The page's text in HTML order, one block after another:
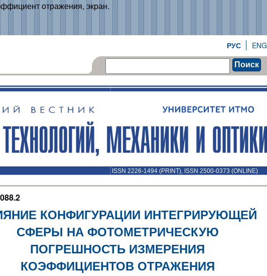
отражения, экран.
ENG
РУС
Поиск
ISSN 2226-1494 (PRINT), ISSN 2500-0373 (ONLINE)
КОНФИГУРАЦИИ ИНТЕГРИРУЮЩЕЙ
СФЕРЫ НА ФОТОМЕТРИЧЕСКУЮ
ПОГРЕШНОСТЬ ИЗМЕРЕНИЯ
КОЭФФИЦИЕНТОВ ОТРАЖЕНИЯ